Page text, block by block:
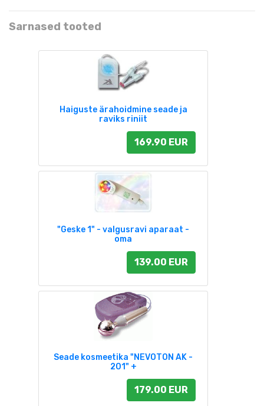
Sarnased tooted
Haiguste ärahoidmine seade ja
raviks riniit
169.90 EUR
"Geske 1" - valgusravi aparaat -
oma
139.00 EUR
Seade kosmeetika "NEVOTON AK -
201" +
179.00 EUR